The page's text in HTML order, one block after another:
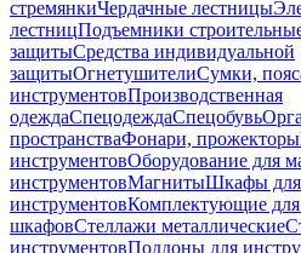
стремянкиЧердачные лестницы
лестницПодъемники
защитыСредства индивидуальной
защитыОгнетушителиСумки,
инструментовПроизводственная
одеждаСпецодеждаСпецобувь
пространстваФонари, прожекторы
инструментовОборудование для
инструментовМагнитыШкафы для
инструментовКомплектующие
шкафовСтеллажи металлические
инструментовПоддоны для